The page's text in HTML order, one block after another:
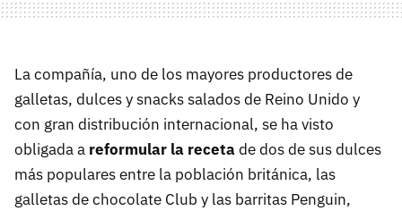
La compañía, uno de los mayores productores de
galletas, dulces y snacks salados de Reino Unido y
con gran distribución internacional, se ha visto
obligada a reformular la recetade dos de sus dulces
más populares entre la población británica, las
galletas de chocolate Club y las barritas Penguin,